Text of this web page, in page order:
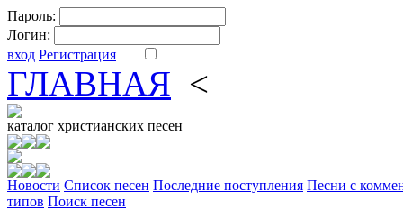
Пароль:
Логин:
вход Регистрация
ГЛАВНАЯ <
каталог христианских песен
Новости Cписок песен Последние поступления Песни с
типов Поиск песен